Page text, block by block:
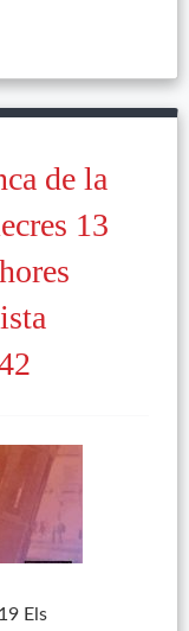
de la
13
Els